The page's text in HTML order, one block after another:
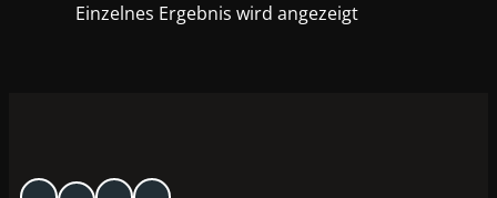
Einzelnes Ergebnis wird angezeigt